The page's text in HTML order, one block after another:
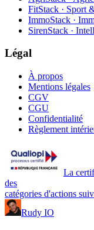
FitStack · Sport
ImmoStack ·
SirenStack ·
Légal
À propos
Mentions légales
CGV
CGU
Confidentialité
Règlement
La
des
catégories d'actions
Rudy IO